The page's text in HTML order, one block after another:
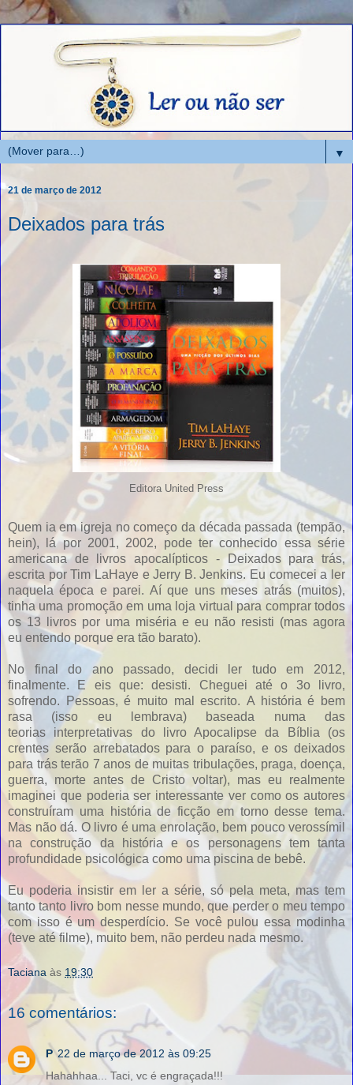
▼
21 de março de 2012
Deixados para trás
Editora United Press
Quem ia em igreja no começo da década passada (tempão,
hein), lá por 2001, 2002, pode ter conhecido essa série
americana de livros apocalípticos - Deixados para trás,
escrita por Tim LaHaye e Jerry B. Jenkins. Eu comecei a ler
naquela época e parei. Aí que uns meses atrás (muitos),
tinha uma promoção em uma loja virtual para comprar todos
os 13 livros por uma miséria e eu não resisti (mas agora
eu entendo porque era tão barato).
No final do ano passado, decidi ler tudo em 2012,
finalmente. E eis que: desisti. Cheguei até o 3o livro,
sofrendo. Pessoas, é muito mal escrito. A história é bem
rasa (isso eu lembrava) baseada numa das
teorias interpretativas do livro Apocalipse da Bíblia (os
crentes serão arrebatados para o paraíso, e os deixados
para trás terão 7 anos de muitas tribulações, praga, doença,
guerra, morte antes de Cristo voltar), mas eu realmente
imaginei que poderia ser interessante ver como os autores
construíram uma história de ficção em torno desse tema.
Mas não dá. O livro é uma enrolação, bem pouco verossímil
na construção da história e os personagens tem tanta
profundidade psicológica como uma piscina de bebê.
Eu poderia insistir em ler a série, só pela meta, mas tem
tanto tanto livro bom nesse mundo, que perder o meu tempo
com isso é um desperdício. Se você pulou essa modinha
(teve até filme), muito bem, não perdeu nada mesmo.
Taciana às 19:30
16 comentários:
P 22 de março de 2012 às 09:25
Hahahhaa... Taci, vc é engraçada!!!